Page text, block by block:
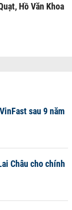
Hồ Văn Khoa
sau 9 năm
Châu cho chính